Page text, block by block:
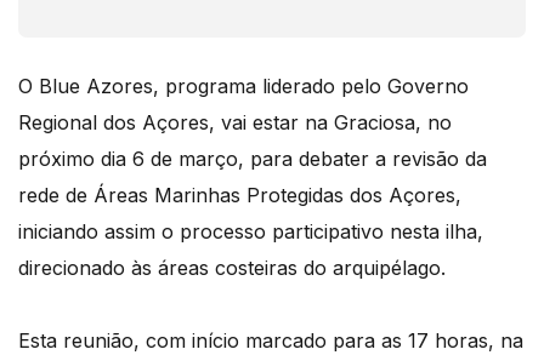
O Blue Azores, programa liderado pelo Governo
Regional dos Açores, vai estar na Graciosa, no
próximo dia 6 de março, para debater a revisão da
rede de Áreas Marinhas Protegidas dos Açores,
iniciando assim o processo participativo nesta ilha,
direcionado às áreas costeiras do arquipélago.
Esta reunião, com início marcado para as 17 horas, na